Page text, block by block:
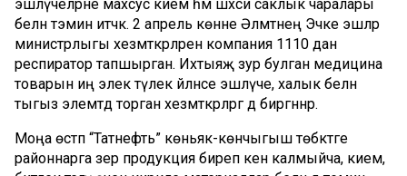
эшләүчеләрне махсус кием һәм шәхси саклык чаралары
белән тәэмин итәчәк. 2 апрель көнне Әлмәтнең Эчке эшләр
министрлыгы хезмәткәрләренә компания 1110 данә
респиратор тапшырган. Ихтыяҗ зур булган медицина
товарын иң элек тәүлек әйләнәсе эшләүче, халык белән
тыгыз элемтәдә торган хезмәткәрләргә дә биргәннәр.
Моңа өстәп “Татнефть” көньяк-көнчыгыш төбәктәге
районнарга әзер продукция биреп кенә калмыйча, кием,